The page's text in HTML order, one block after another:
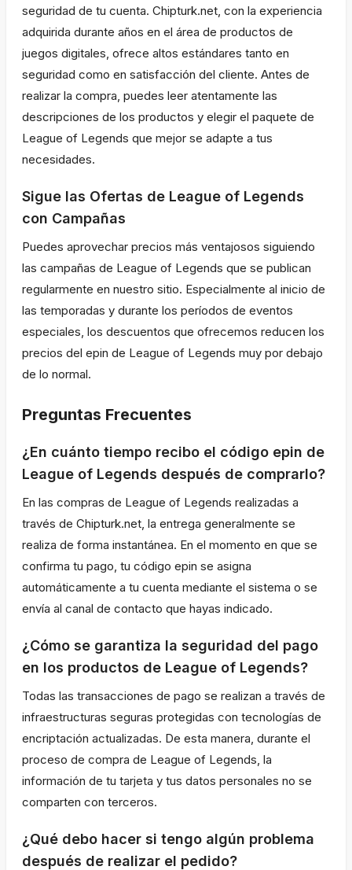
seguridad de tu cuenta. Chipturk.net, con la experiencia
adquirida durante años en el área de productos de
juegos digitales, ofrece altos estándares tanto en
seguridad como en satisfacción del cliente. Antes de
realizar la compra, puedes leer atentamente las
descripciones de los productos y elegir el paquete de
League of Legends que mejor se adapte a tus
necesidades.
Sigue las Ofertas de League of Legends
con Campañas
Puedes aprovechar precios más ventajosos siguiendo
las campañas de League of Legends que se publican
regularmente en nuestro sitio. Especialmente al inicio de
las temporadas y durante los períodos de eventos
especiales, los descuentos que ofrecemos reducen los
precios del epin de League of Legends muy por debajo
de lo normal.
Preguntas Frecuentes
¿En cuánto tiempo recibo el código epin de
League of Legends después de comprarlo?
En las compras de League of Legends realizadas a
través de Chipturk.net, la entrega generalmente se
realiza de forma instantánea. En el momento en que se
confirma tu pago, tu código epin se asigna
automáticamente a tu cuenta mediante el sistema o se
envía al canal de contacto que hayas indicado.
¿Cómo se garantiza la seguridad del pago
en los productos de League of Legends?
Todas las transacciones de pago se realizan a través de
infraestructuras seguras protegidas con tecnologías de
encriptación actualizadas. De esta manera, durante el
proceso de compra de League of Legends, la
información de tu tarjeta y tus datos personales no se
comparten con terceros.
¿Qué debo hacer si tengo algún problema
después de realizar el pedido?